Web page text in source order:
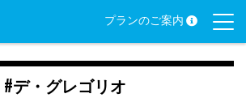
プランのご案内
#デ・グレゴリオ